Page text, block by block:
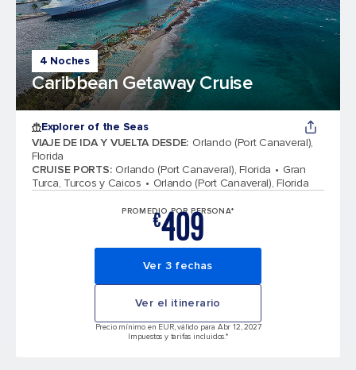
4 Noches
Caribbean Getaway Cruise
Explorer of the Seas
VIAJE DE IDA Y VUELTA DESDE: Orlando (Port Canaveral),
Florida
CRUISE PORTS: Orlando (Port Canaveral), Florida
Gran
Turca, Turcos y Caicos
Orlando (Port Canaveral), Florida
PROMEDIO POR PERSONA*
€409
Ver 3 fechas
Ver el itinerario
Precio mínimo en EUR, válido para Abr 12, 2027
Impuestos y tarifas incluidos.*